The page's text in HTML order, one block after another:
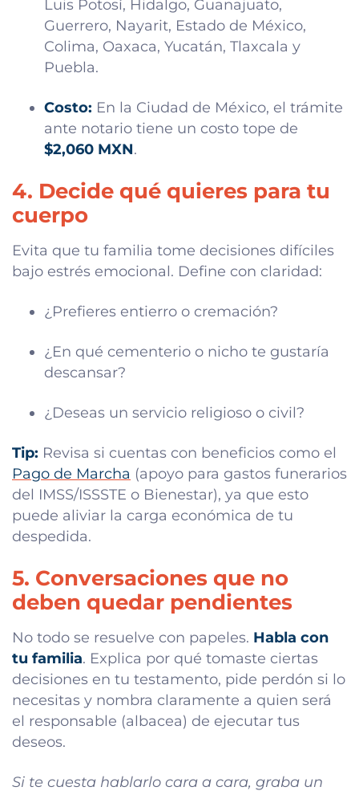
Luis Potosí, Hidalgo, Guanajuato,
Guerrero, Nayarit, Estado de México,
Colima, Oaxaca, Yucatán, Tlaxcala y
Puebla.
Costo: En la Ciudad de México, el trámite
ante notario tiene un costo tope de
$2,060 MXN.
4. Decide qué quieres para tu
cuerpo
Evita que tu familia tome decisiones difíciles
bajo estrés emocional. Define con claridad:
¿Prefieres entierro o cremación?
¿En qué cementerio o nicho te gustaría
descansar?
¿Deseas un servicio religioso o civil?
Tip: Revisa si cuentas con beneficios como el
Pago de Marcha (apoyo para gastos funerarios
del IMSS/ISSSTE o Bienestar), ya que esto
puede aliviar la carga económica de tu
despedida.
5. Conversaciones que no
deben quedar pendientes
No todo se resuelve con papeles. Habla con
tu familia. Explica por qué tomaste ciertas
decisiones en tu testamento, pide perdón si lo
necesitas y nombra claramente a quien será
el responsable (albacea) de ejecutar tus
deseos.
Si te cuesta hablarlo cara a cara, graba un